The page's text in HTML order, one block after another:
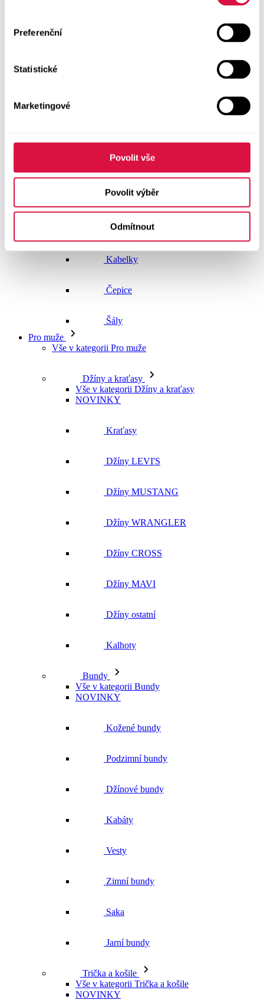
Preferenční
Statistické
Marketingové
Povolit vše
Povolit výběr
Odmítnout
Boty GEOX
Pásky
Peněženky
Kabelky
Čepice
Šály
Pro muže
Vše v kategorii Pro muže
Džíny a kraťasy
Vše v kategorii Džíny a kraťasy
NOVINKY
Kraťasy
Džíny LEVI'S
Džíny MUSTANG
Džíny WRANGLER
Džíny CROSS
Džíny MAVI
Džíny ostatní
Kalhoty
Bundy
Vše v kategorii Bundy
NOVINKY
Kožené bundy
Podzimní bundy
Džínové bundy
Kabáty
Vesty
Zimní bundy
Saka
Jarní bundy
Trička a košile
Vše v kategorii Trička a košile
NOVINKY